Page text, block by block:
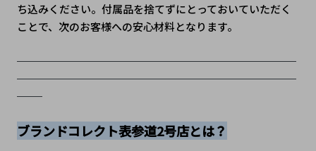
ち込みください。付属品を捨てずにとっておいていただく
ことで、次のお客様への安心材料となります。
──────────────────────
──────────────────────
──
ブランドコレクト表参道2号店とは？